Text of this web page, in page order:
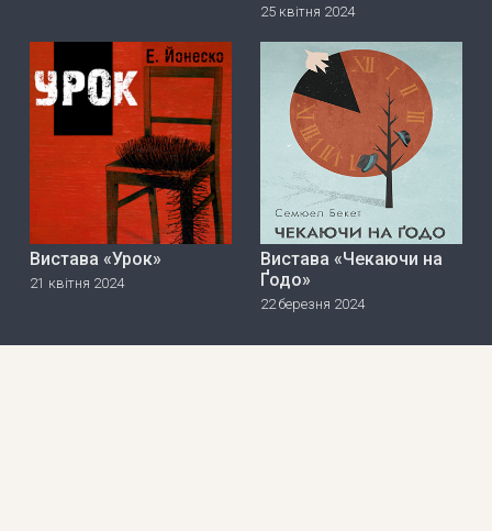
25 квітня 2024
Вистава «Урок»
21 квітня 2024
Вистава «Чекаючи на
Ґодо»
22 березня 2024